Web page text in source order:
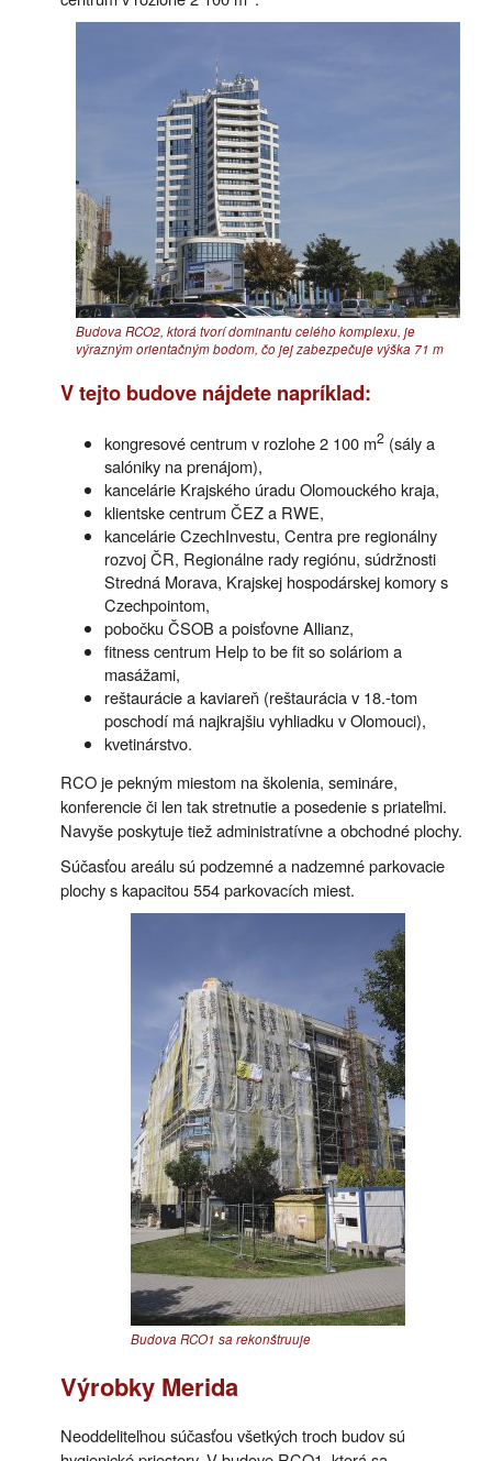
Budova RCO2, ktorá tvorí dominantu celého komplexu, je
výrazným orientačným bodom, čo jej zabezpečuje výška 71 m
V tejto budove nájdete napríklad:
kongresové centrum v rozlohe 2 100 m2 (sály a
salóniky na prenájom),
kancelárie Krajského úradu Olomouckého kraja,
klientske centrum ČEZ a RWE,
kancelárie CzechInvestu, Centra pre regionálny
rozvoj ČR, Regionálne rady regiónu, súdržnosti
Stredná Morava, Krajskej hospodárskej komory s
Czechpointom,
pobočku ČSOB a poisťovne Allianz,
fitness centrum Help to be fit so soláriom a
masážami,
reštaurácie a kaviareň (reštaurácia v 18.-tom
poschodí má najkrajšiu vyhliadku v Olomouci),
kvetinárstvo.
RCO je pekným miestom na školenia, semináre,
konferencie či len tak stretnutie a posedenie s priateľmi.
Navyše poskytuje tiež administratívne a obchodné plochy.
Súčasťou areálu sú podzemné a nadzemné parkovacie
plochy s kapacitou 554 parkovacích miest.
Budova RCO1 sa rekonštruuje
Výrobky Merida
Neoddeliteľnou súčasťou všetkých troch budov sú